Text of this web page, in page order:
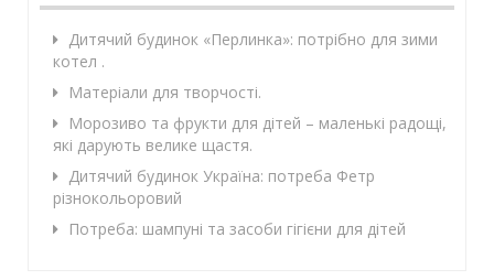
Дитячий будинок «Перлинка»: потрібно для зими
котел .
Матеріали для творчості.
Морозиво та фрукти для дітей – маленькі радощі,
які дарують велике щастя.
Дитячий будинок Україна: потреба Фетр
різнокольоровий
Потреба: шампуні та засоби гігієни для дітей